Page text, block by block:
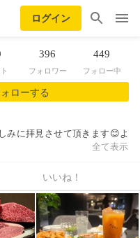
ログイン
396
フォロワー
449
フォロー中
ローする
みに拝見させて頂きます😊よ
全て表示
いいね！